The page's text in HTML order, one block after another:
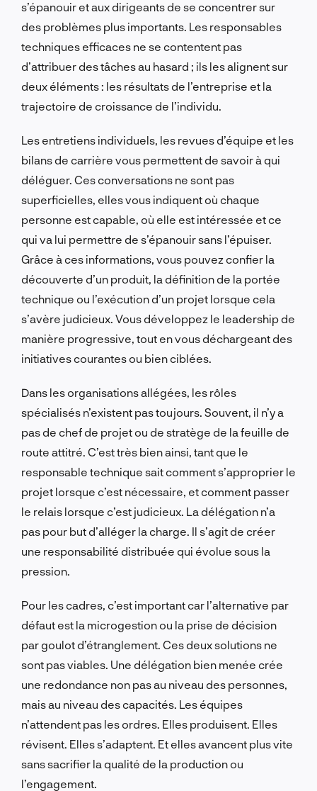
s’épanouir et aux dirigeants de se concentrer sur
des problèmes plus importants. Les responsables
techniques efficaces ne se contentent pas
d’attribuer des tâches au hasard ; ils les alignent sur
deux éléments : les résultats de l’entreprise et la
trajectoire de croissance de l’individu.
Les entretiens individuels, les revues d’équipe et les
bilans de carrière vous permettent de savoir à qui
déléguer. Ces conversations ne sont pas
superficielles, elles vous indiquent où chaque
personne est capable, où elle est intéressée et ce
qui va lui permettre de s’épanouir sans l’épuiser.
Grâce à ces informations, vous pouvez confier la
découverte d’un produit, la définition de la portée
technique ou l’exécution d’un projet lorsque cela
s’avère judicieux. Vous développez le leadership de
manière progressive, tout en vous déchargeant des
initiatives courantes ou bien ciblées.
Dans les organisations allégées, les rôles
spécialisés n’existent pas toujours. Souvent, il n’y a
pas de chef de projet ou de stratège de la feuille de
route attitré. C’est très bien ainsi, tant que le
responsable technique sait comment s’approprier le
projet lorsque c’est nécessaire, et comment passer
le relais lorsque c’est judicieux. La délégation n’a
pas pour but d’alléger la charge. Il s’agit de créer
une responsabilité distribuée qui évolue sous la
pression.
Pour les cadres, c’est important car l’alternative par
défaut est la microgestion ou la prise de décision
par goulot d’étranglement. Ces deux solutions ne
sont pas viables. Une délégation bien menée crée
une redondance non pas au niveau des personnes,
mais au niveau des capacités. Les équipes
n’attendent pas les ordres. Elles produisent. Elles
révisent. Elles s’adaptent. Et elles avancent plus vite
sans sacrifier la qualité de la production ou
l’engagement.